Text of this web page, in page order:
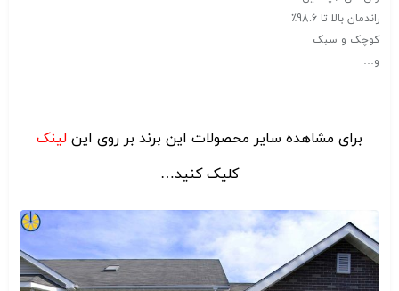
راندمان بالا تا 98.6٪
کوچک و سبک
و…
برای مشاهده سایر محصولات این برند بر روی این لینک
کلیک کنید…